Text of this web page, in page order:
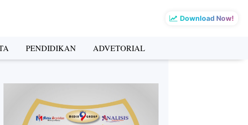
Download Now!
PENDIDIKAN ADVETORIAL